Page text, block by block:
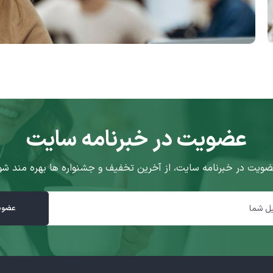
عضویت در خبرنامه سایت
در خبرنامه سایت، از آخرین تخفیف و جشنواره ها بهره مند